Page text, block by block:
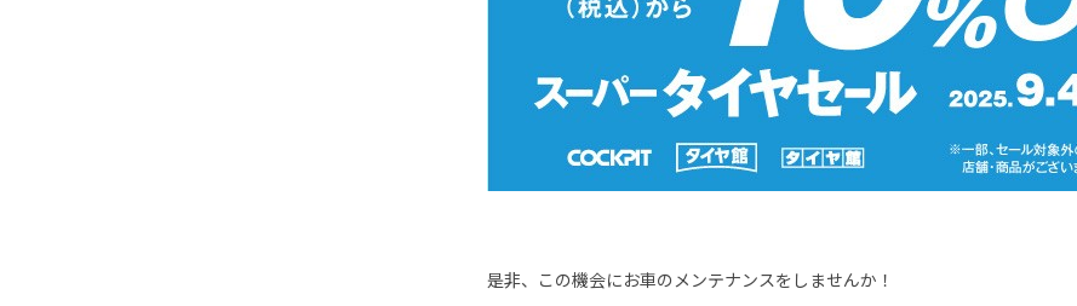
是非、この機会にお車のメンテナンスをしませんか！